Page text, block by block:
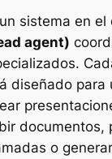
sistema en el
agent)
diseñado para
documentos,
o